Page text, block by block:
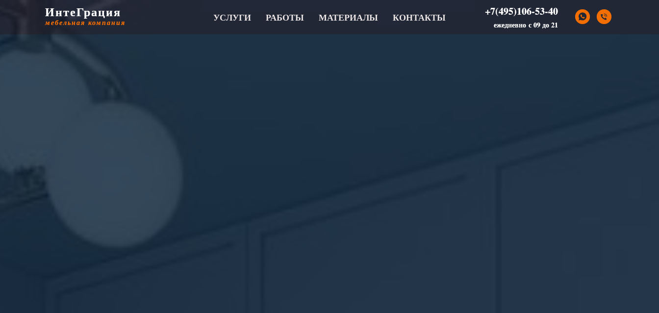
ИнтеГрация
мебельная компания УСЛУГИ РАБОТЫ МАТЕРИАЛЫ КОНТАКТЫ +7(495)106-53-40
ежедневно с 09 до 21
ИнтеГрация
мебельная компания
+7(495)106-53-40
ежедневно с 09 до 21